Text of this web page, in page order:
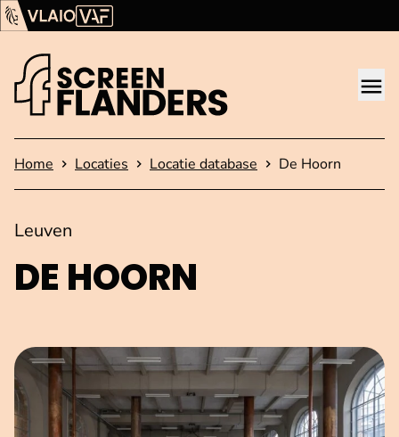
Ga verder naar de inhoud
Vlaams Audiovisueel Fonds (VAF)
Startpagina
Home Locaties Locatie database De Hoorn
DE HOORN
Leuven
Open afbeelding in popup